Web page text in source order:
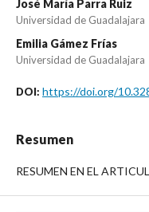
José María Parra Ruiz
Universidad de Guadalajara
Emilia Gámez Frías
Universidad de Guadalajara
DOI: https://doi.org/
Resumen
RESUMEN EN EL